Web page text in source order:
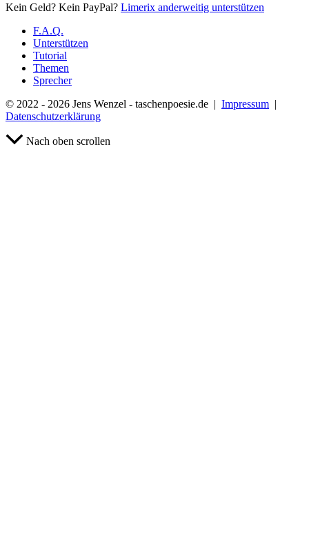
Kein Geld? Kein PayPal? Limerix anderweitig unterstützen
F.A.Q.
Unterstützen
Tutorial
Themen
Sprecher
© 2022 - 2026 Jens Wenzel - taschenpoesie.de | Impressum |
Datenschutzerklärung
Nach oben scrollen